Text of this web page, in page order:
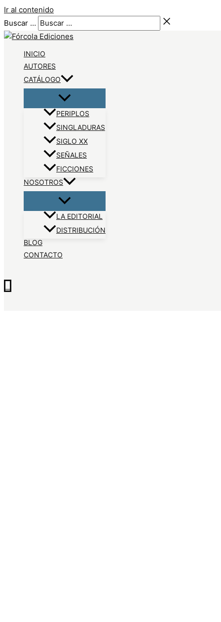
Ir al contenido
Buscar …
INICIO
AUTORES
CATÁLOGO
PERIPLOS
SINGLADURAS
SIGLO XX
SEÑALES
FICCIONES
NOSOTROS
LA EDITORIAL
DISTRIBUCIÓN
BLOG
CONTACTO